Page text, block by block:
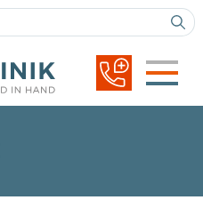
Navigation
überspringen